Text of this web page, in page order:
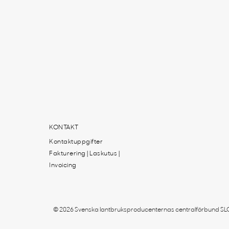
KONTAKT
Kontaktuppgifter
Fakturering | Laskutus |
Invoicing
© 2026 Svenska lantbruksproducenternas centralförbund